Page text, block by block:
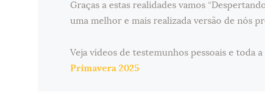
Graças a estas realidades vamos
uma melhor e mais realizada versão de nós
Veja vídeos de testemunhos pessoais e toda
Primavera 2025